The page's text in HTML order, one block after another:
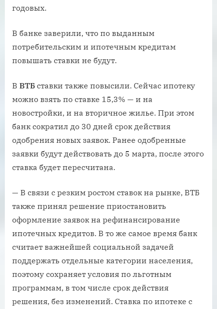
годовых.
В банке заверили, что по выданным
потребительским и ипотечным кредитам
повышать ставки не будут.
В ВТБ ставки также повысили. Сейчас ипотеку
можно взять по ставке 15,3% — и на
новостройки, и на вторичное жилье. При этом
банк сократил до 30 дней срок действия
одобрения новых заявок. Ранее одобренные
заявки будут действовать до 5 марта, после этого
ставка будет пересчитана.
— В связи с резким ростом ставок на рынке, ВТБ
также принял решение приостановить
оформление заявок на рефинансирование
ипотечных кредитов. В то же самое время банк
считает важнейшей социальной задачей
поддержать отдельные категории населения,
поэтому сохраняет условия по льготным
программам, в том числе срок действия
решения, без изменений. Ставка по ипотеке с